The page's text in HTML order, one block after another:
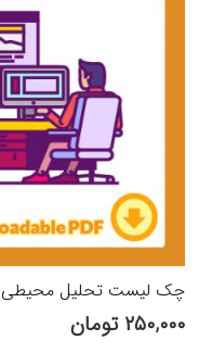
چک لیست تحلیل محیطی
۲۵۰,۰۰۰ تومان